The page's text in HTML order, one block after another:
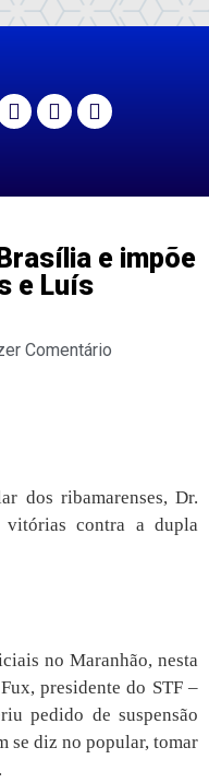
e impõe
e Luís
Comentário
dos ribamarenses, Dr.
vitórias contra a dupla
no Maranhão, nesta
presidente do STF –
pedido de suspensão
se diz no popular, tomar